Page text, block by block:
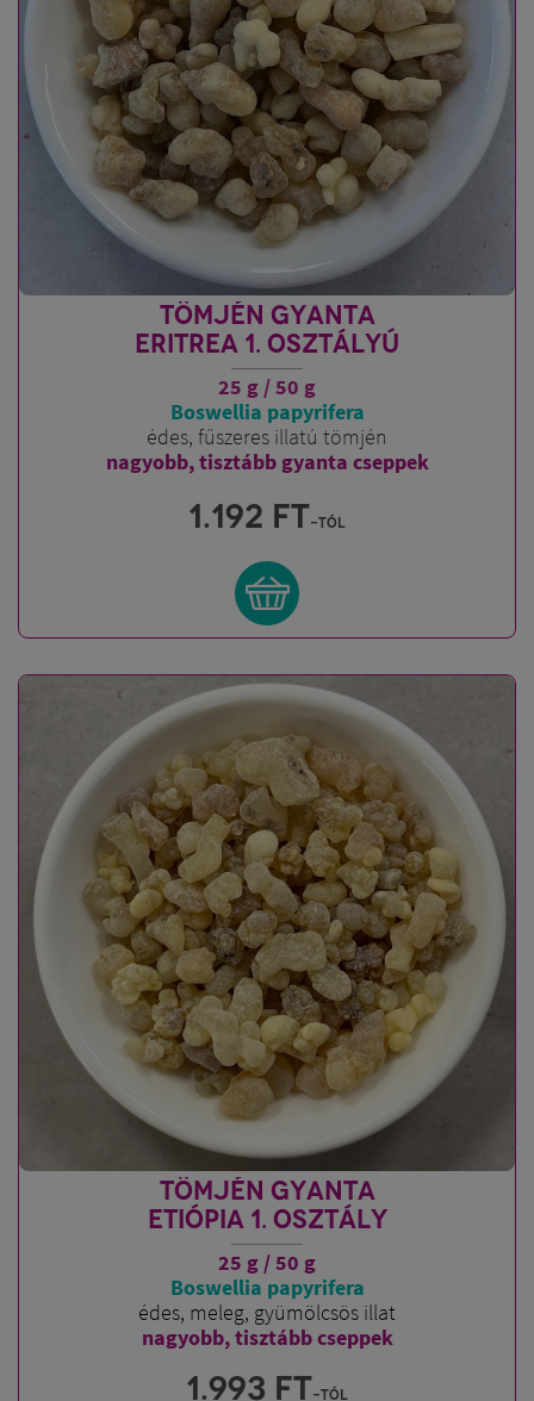
TÖMJÉN GYANTA
ERITREA 1. OSZTÁLYÚ
25 g / 50 g
Boswellia papyrifera
édes, fűszeres illatú tömjén
nagyobb, tisztább gyanta cseppek
1.192 FT-tól
TÖMJÉN GYANTA
ETIÓPIA 1. OSZTÁLY
25 g / 50 g
Boswellia papyrifera
édes, meleg, gyümölcsös illat
nagyobb, tisztább cseppek
1.993 FT-tól